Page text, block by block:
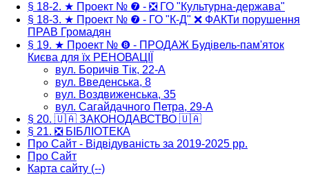
§ 18-2. ★ Проект № ❼ - ❎ ГО "Культурна-держава"
§ 18-3. ★ Проект № ❼ - ГО "К-Д" ❌ ФАКТи порушення
ПРАВ Громадян
§ 19. ★ Проект № ❽ - ПРОДАЖ Будівель-пам'яток
Києва для їх РЕНОВАЦІЇ
вул. Боричів Тік, 22-А
вул. Введенська, 8
вул. Воздвиженська, 35
вул. Сагайдачного Петра, 29-А
§ 20. 🇺🇦 ЗАКОНОДАВСТВО 🇺🇦
§ 21. ❎ БІБЛІОТЕКА
Про Сайт - Відвідуваність за 2019-2025 рр.
Про Сайт
Карта сайту (--)